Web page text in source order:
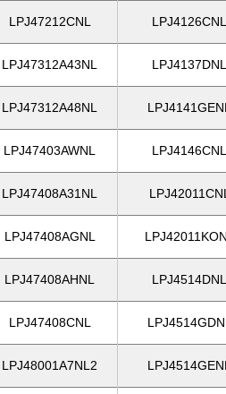
LPJ47212CNL LPJ4126CNL
LPJ47312A43NL LPJ4137DNL
LPJ47312A48NL LPJ4141GENL
LPJ47403AWNL LPJ4146CNL
LPJ47408A31NL LPJ42011CNL
LPJ47408AGNL
LPJ47408AHNL LPJ4514DNL
LPJ47408CNL
LPJ48001A7NL2 LPJ4514GENL